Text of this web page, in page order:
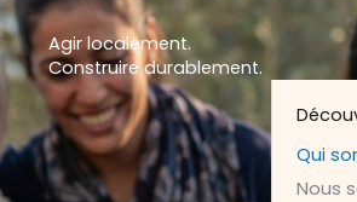
Agir localement.
Construire durablement.
Qui
Nous